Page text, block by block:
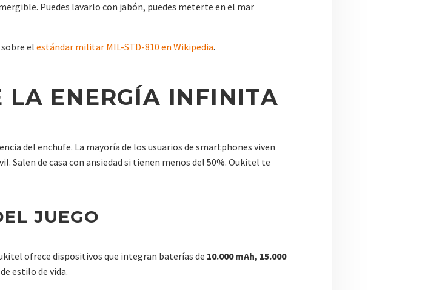
Puedes lavarlo con jabón, puedes meterte en el mar
el estándar militar MIL-STD-810 en Wikipedia.
ENERGÍA INFINITA
del enchufe. La mayoría de los usuarios de smartphones viven
Salen de casa con ansiedad si tienen menos del 50%. Oukitel te
JUEGO
ofrece dispositivos que integran baterías de 10.000 mAh, 15.000
estilo de vida.